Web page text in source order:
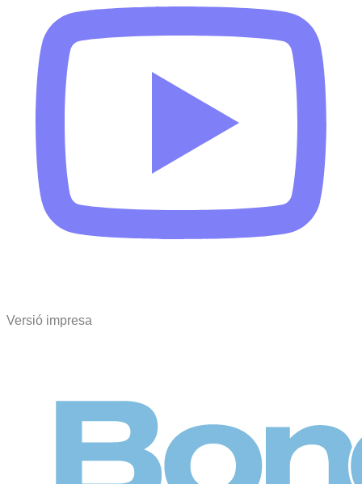
Versió impresa